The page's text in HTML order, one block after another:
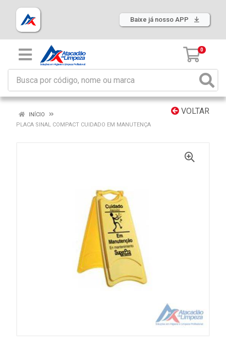
Baixe já nosso APP
0
VOLTAR
INÍCIO
PLACA SINAL COMPACT CUIDADO EM MANUTENÇA